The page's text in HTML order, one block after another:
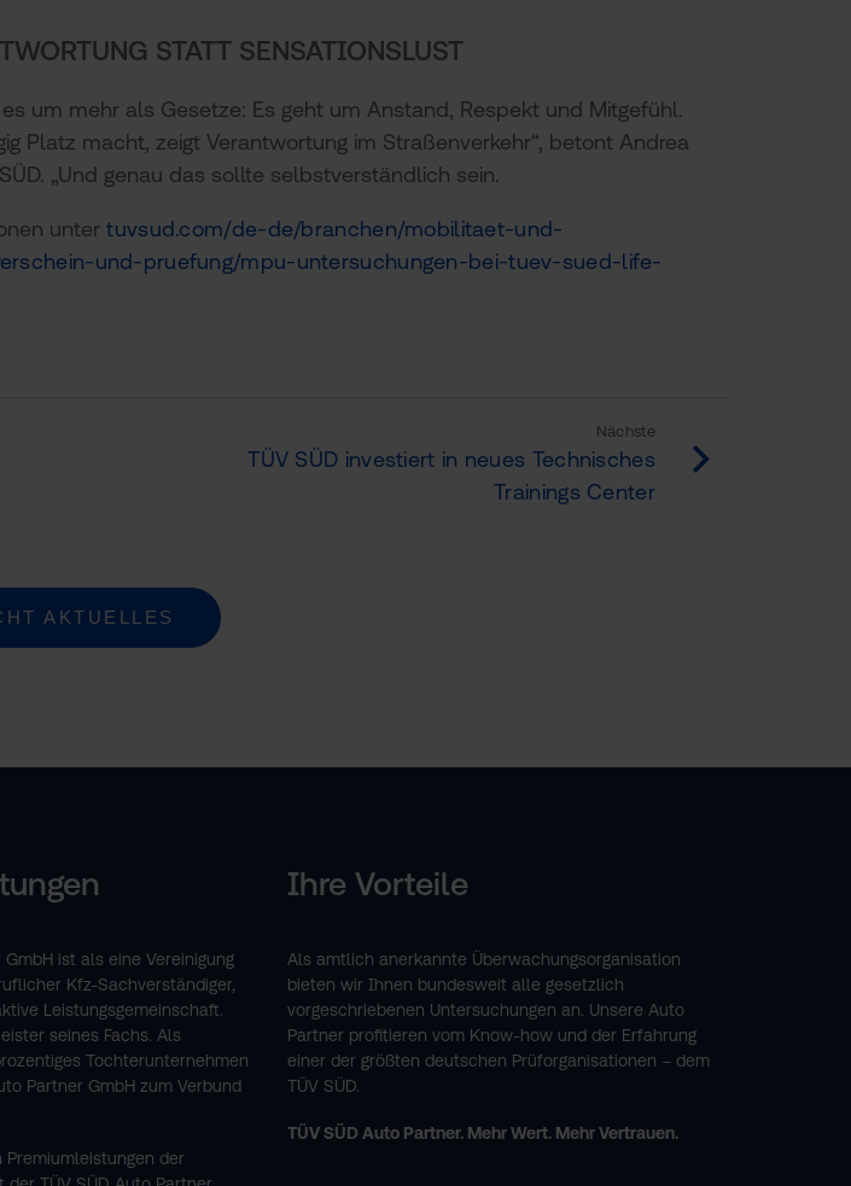
STATT SENSATIONSLUST
um mehr als Gesetze: Es geht um Anstand, Respekt und Mitgefühl.
Platz macht, zeigt Verantwortung im Straßenverkehr“, betont Andrea
„Und genau das sollte selbstverständlich sein.
unter tuvsud.com/de-de/branchen/mobilitaet-und-
und-pruefung/mpu-untersuchungen-bei-tuev-sued-life-
Nächste
TÜV SÜD investiert in neues Technisches
Trainings Center
AKTUELLES
ist als eine Vereinigung
Kfz-Sachverständiger,
Leistungsgemeinschaft.
seines Fachs. Als
Tochterunter­nehmen
Partner GmbH zum Verbund
Premiumleistungen der
Ihre Vorteile
Als amtlich anerkannte Überwachungsorganisation
bieten wir Ihnen bundesweit alle gesetzlich
vorgeschriebenen Untersuchungen an. Unsere Auto
Partner profitieren vom Know-how und der Erfahrung
einer der größten deutschen Prüforganisationen – dem
TÜV SÜD.
TÜV SÜD Auto Partner. Mehr Wert. Mehr Vertrauen.